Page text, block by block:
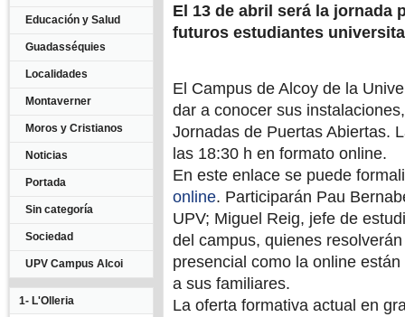
Educación y Salud
Guadasséquies
Localidades
Montaverner
Moros y Cristianos
Noticias
Portada
Sin categoría
Sociedad
UPV Campus Alcoi
1- L'Olleria
El 13 de abril será la jornada
futuros estudiantes
El Campus de Alcoy de la
dar a conocer sus
Jornadas de Puertas Abiertas.
las 18:30 h en formato online.
En este enlace se puede
online. Participarán Pau
UPV; Miguel Reig, jefe de
del campus, quienes
presencial como la online
a sus familiares.
La oferta formativa actual en